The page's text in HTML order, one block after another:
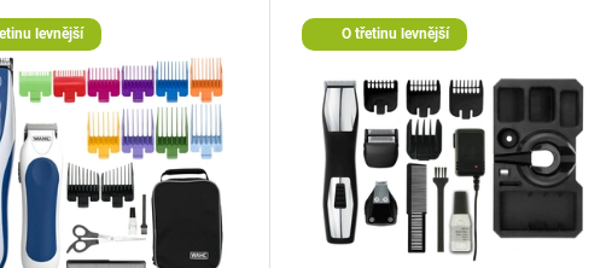
levnější O třetinu levnější